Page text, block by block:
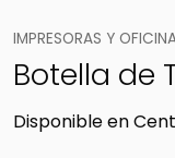
IMPRESORAS Y
Botella de
Disponible en